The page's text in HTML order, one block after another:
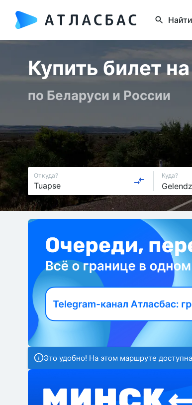
Найти
Купить билет
по Беларуси и России
Откуда? Куда?
Это удобно! На этом маршруте